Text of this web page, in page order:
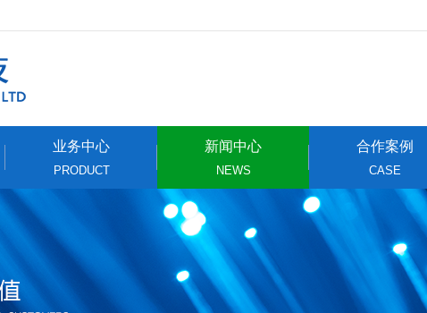
业务中心
PRODUCT
新闻中心
NEWS
合作案例
CASE